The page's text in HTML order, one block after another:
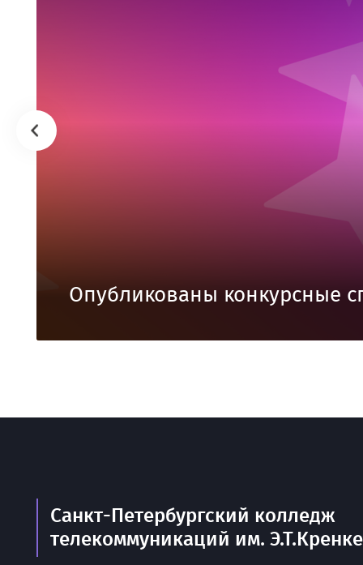
Опубликованы конкурсные
Санкт-Петербургский колледж
телекоммуникаций им.